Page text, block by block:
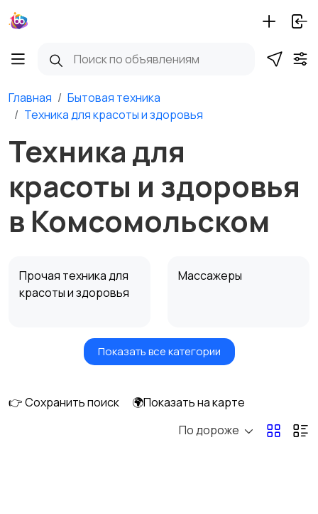
Главная
Бытовая техника
Техника для красоты и здоровья
Техника для
красоты и здоровья
в Комсомольском
Прочая техника для
красоты и здоровья
Массажеры
Фены и стайлеры Напольные весы
Бритвы и эпиляторы
Показать все категории
👉 Сохранить поиск
🌍Показать на карте
По дороже